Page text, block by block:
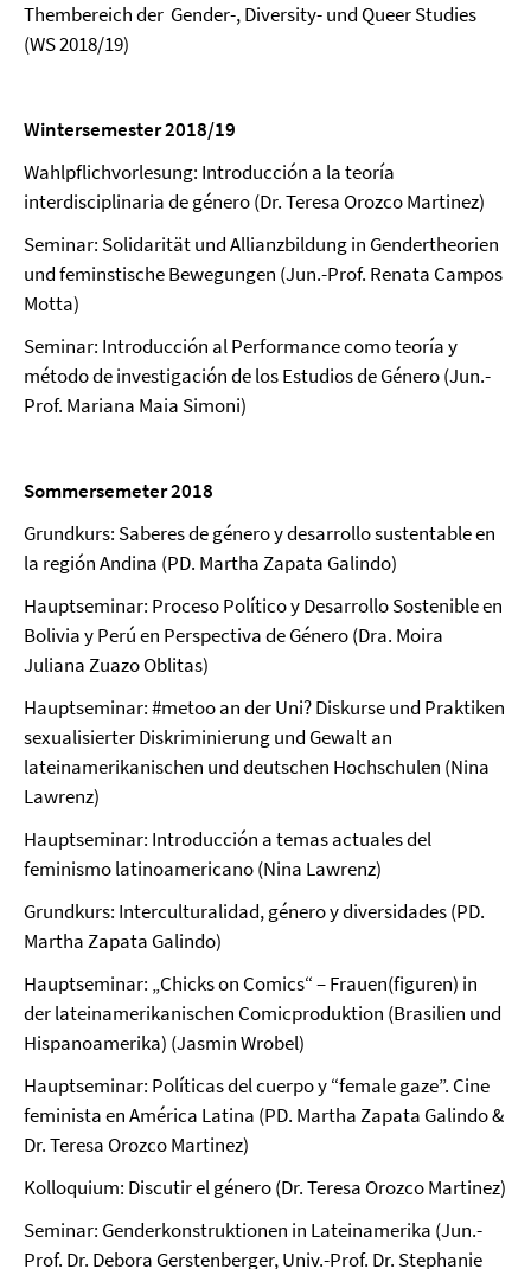
Thembereich der Gender-, Diversity- und Queer Studies
(WS 2018/19)
Wintersemester 2018/19
Wahlpflichvorlesung: Introducción a la teoría
interdisciplinaria de género (Dr. Teresa Orozco Martinez)
Seminar: Solidarität und Allianzbildung in Gendertheorien
und feminstische Bewegungen (Jun.-Prof. Renata Campos
Motta)
Seminar: Introducción al Performance como teoría y
método de investigación de los Estudios de Género (Jun.-
Prof. Mariana Maia Simoni)
Sommersemeter 2018
Grundkurs: Saberes de género y desarrollo sustentable en
la región Andina (PD. Martha Zapata Galindo)
Hauptseminar: Proceso Político y Desarrollo Sostenible en
Bolivia y Perú en Perspectiva de Género (Dra. Moira
Juliana Zuazo Oblitas)
Hauptseminar: #metoo an der Uni? Diskurse und Praktiken
sexualisierter Diskriminierung und Gewalt an
lateinamerikanischen und deutschen Hochschulen (Nina
Lawrenz)
Hauptseminar: Introducción a temas actuales del
feminismo latinoamericano (Nina Lawrenz)
Grundkurs: Interculturalidad, género y diversidades (PD.
Martha Zapata Galindo)
Hauptseminar: „Chicks on Comics“ – Frauen(figuren) in
der lateinamerikanischen Comicproduktion (Brasilien und
Hispanoamerika) (Jasmin Wrobel)
Hauptseminar: Políticas del cuerpo y “female gaze”. Cine
feminista en América Latina (PD. Martha Zapata Galindo &
Dr. Teresa Orozco Martinez)
Kolloquium: Discutir el género (Dr. Teresa Orozco Martinez)
Seminar: Genderkonstruktionen in Lateinamerika (Jun.-
Prof. Dr. Debora Gerstenberger, Univ.-Prof. Dr. Stephanie